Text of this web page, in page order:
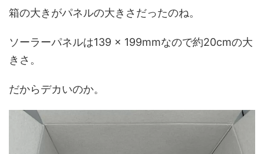
箱の大きがパネルの大きさだったのね。
ソーラーパネルは139 × 199mmなので約20cmの大
きさ。
だからデカいのか。